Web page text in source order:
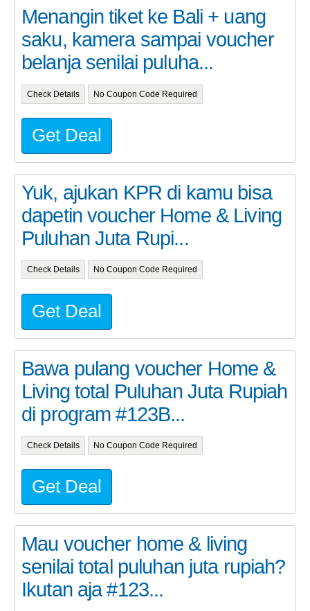
Menangin tiket ke Bali + uang
saku, kamera sampai voucher
belanja senilai puluha...
Check Details No Coupon Code Required
Get Deal
Yuk, ajukan KPR di kamu bisa
dapetin voucher Home & Living
Puluhan Juta Rupi...
Check Details No Coupon Code Required
Get Deal
Bawa pulang voucher Home &
Living total Puluhan Juta Rupiah
di program #123B...
Check Details No Coupon Code Required
Get Deal
Mau voucher home & living
senilai total puluhan juta rupiah?
Ikutan aja #123...